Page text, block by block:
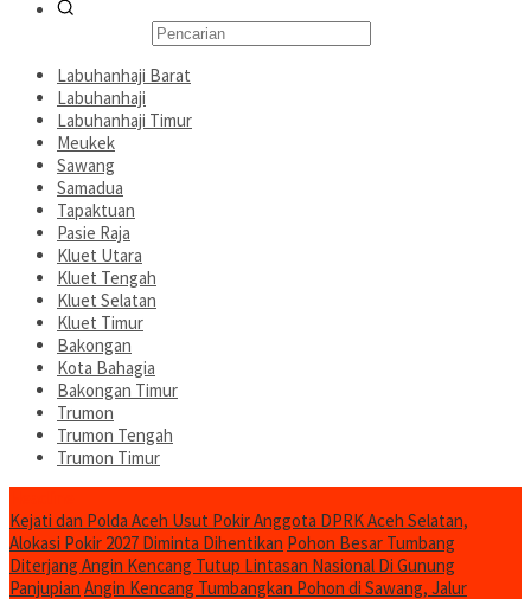
Labuhanhaji Barat
Labuhanhaji
Labuhanhaji Timur
Meukek
Sawang
Samadua
Tapaktuan
Pasie Raja
Kluet Utara
Kluet Tengah
Kluet Selatan
Kluet Timur
Bakongan
Kota Bahagia
Bakongan Timur
Trumon
Trumon Tengah
Trumon Timur
Kejati dan Polda Aceh Usut Pokir Anggota DPRK Aceh Selatan,
Alokasi Pokir 2027 Diminta Dihentikan Pohon Besar Tumbang
Diterjang Angin Kencang Tutup Lintasan Nasional Di Gunung
Panjupian Angin Kencang Tumbangkan Pohon di Sawang, Jalur